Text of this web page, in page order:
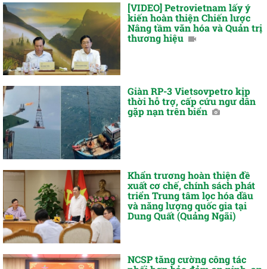
[VIDEO] Petrovietnam lấy ý
kiến hoàn thiện Chiến lược
Nâng tầm văn hóa và Quản trị
thương hiệu
Giàn RP-3 Vietsovpetro kịp
thời hỗ trợ, cấp cứu ngư dân
gặp nạn trên biển
Khẩn trương hoàn thiện đề
xuất cơ chế, chính sách phát
triển Trung tâm lọc hóa dầu
và năng lượng quốc gia tại
Dung Quất (Quảng Ngãi)
NCSP tăng cường công tác